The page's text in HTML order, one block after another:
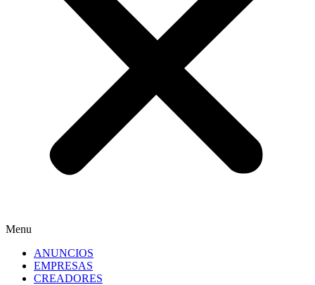
Menu
ANUNCIOS
EMPRESAS
CREADORES